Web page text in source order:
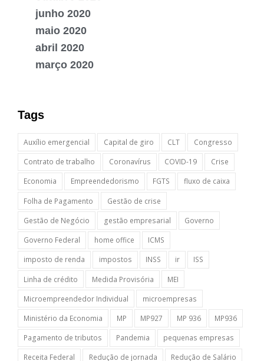
junho 2020
maio 2020
abril 2020
março 2020
Tags
Auxílio emergencial Capital de giro CLT
Congresso
Contrato de trabalho
Coronavírus COVID-19
Crise
Economia
Empreendedorismo FGTS
fluxo de caixa
Folha de Pagamento
Gestão de crise
Gestão de Negócio
gestão empresarial
Governo
Governo Federal
home office
ICMS
imposto de renda
impostos INSS ir
ISS
Linha de crédito
Medida Provisória
MEI
Microempreendedor Individual
microempresas
Ministério da Economia
MP MP927 MP 936
MP936
Pagamento de tributos
Pandemia
pequenas empresas
Receita Federal
Redução de jornada
Redução de Salário